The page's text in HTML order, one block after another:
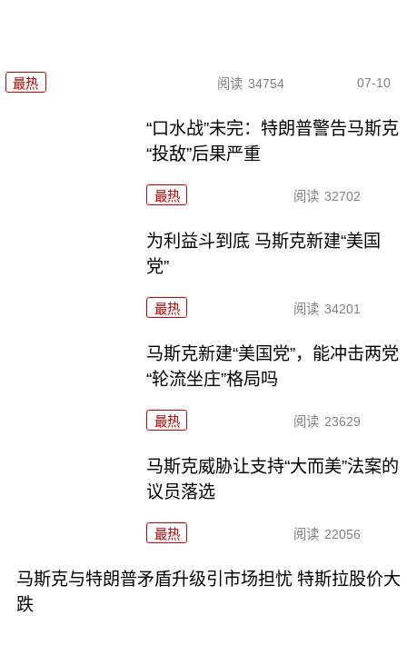
最热 阅读 34754 07-10
“口水战”未完：特朗普警告马斯克
“投敌”后果严重
最热 阅读 32702
为利益斗到底 马斯克新建“美国
党”
最热 阅读 34201
马斯克新建“美国党”，能冲击两党
“轮流坐庄”格局吗
最热 阅读 23629
马斯克威胁让支持“大而美”法案的
议员落选
最热 阅读 22056
马斯克与特朗普矛盾升级引市场担忧 特斯拉股价大
跌